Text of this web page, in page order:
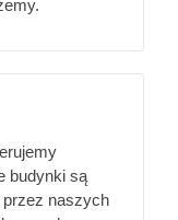
budynki są
przez naszych